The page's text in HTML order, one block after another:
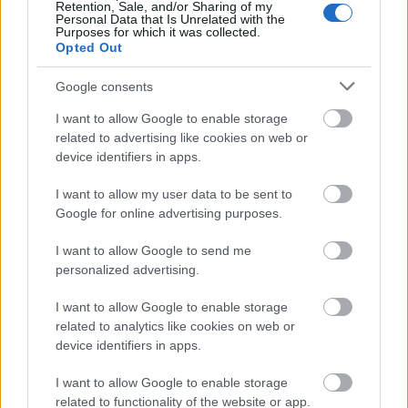
Retention, Sale, and/or Sharing of my
Personal Data that Is Unrelated with the
Purposes for which it was collected.
Opted Out
Google consents
I want to allow Google to enable storage
related to advertising like cookies on web or
device identifiers in apps.
I want to allow my user data to be sent to
Google for online advertising purposes.
I want to allow Google to send me
personalized advertising.
I want to allow Google to enable storage
related to analytics like cookies on web or
device identifiers in apps.
I want to allow Google to enable storage
related to functionality of the website or app.
sajtóban
PP Center Üzleti Központ
A PP Center Üzleti Központ által támogatott
Recirquel társulat legújabb produkciója, a Solus
Amor színpadi előadás premierje 2020. október 15-
én került megrendezésre a MÜPA Fesztivál
Fesztivál keretein belül. Az AFP Hírügynökség
előadásról készített…
Nálunk vendégeskedik az FKSE
Kulturális örökség megóvása a PP Center
támogatásával